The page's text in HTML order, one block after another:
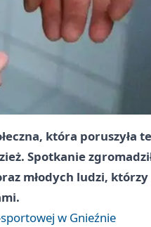
która poruszyła
Spotkanie
młodych ludzi,
w Gnieźnie